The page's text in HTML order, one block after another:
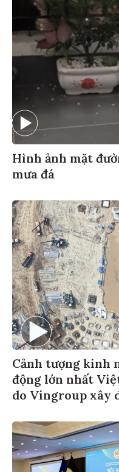
Hình ảnh mặt
mưa đá
Cảnh tượng kinh
động lớn nhất
do Vingroup xây